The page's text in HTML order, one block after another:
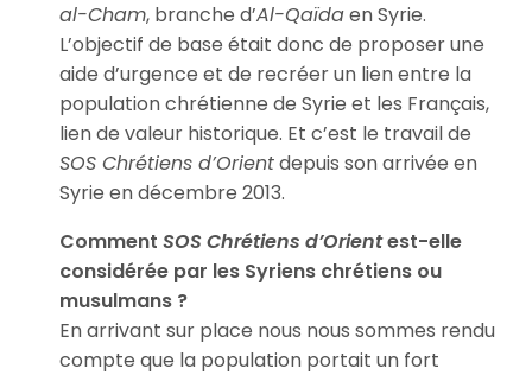
al-Cham, branche d’Al-Qaïdaen Syrie.
L’objectif de base était donc de proposer une
aide d’urgence et de recréer un lien entre la
population chrétienne de Syrie et les Français,
lien de valeur historique. Et c’est le travail de
SOS Chrétiens d’Orientdepuis son arrivée en
Syrie en décembre 2013.
CommentSOS Chrétiens d’Orientest-elle
considérée par les Syriens chrétiens ou
musulmans ?
En arrivant sur place nous nous sommes rendu
compte que la population portait un fort